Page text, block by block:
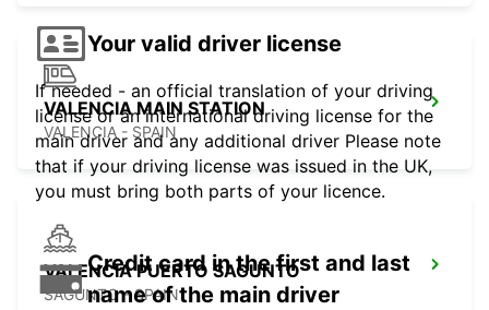
VALENCIA MAIN STATION
VALENCIA - SPAIN
VALENCIA PUERTO SAGUNTO
SAGUNTO - SPAIN
Your valid driver license
If needed - an official translation of your driving
license or an international driving license for the
main driver and any additional driver Please note
that if your driving license was issued in the UK,
you must bring both parts of your licence.
Credit card in the first and last
name of the main driver